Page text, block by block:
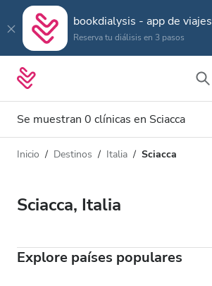
bookdialysis - app de viajes
Reserva tu diálisis en 3 pasos
Se muestran 0 clínicas en Sciacca
Tipo de diálisis
Todas las diálisis
Diálisis HDF
Distancia
Precio
Inicio Destinos Italia Sciacca
Sciacca, Italia
Explore países populares